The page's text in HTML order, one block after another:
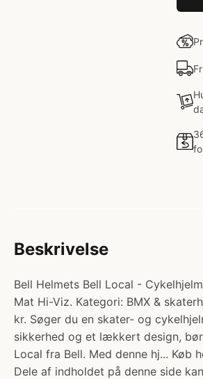
Beskrivelse
Bell Helmets Bell Local -
Mat Hi-Viz. Kategori: BMX &
kr. Søger du en skater- og
sikkerhed og et lækkert design,
Local fra Bell. Med denne hj... Køb
Dele af indholdet på denne side